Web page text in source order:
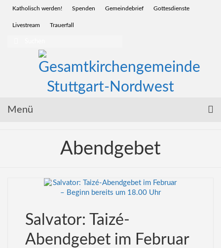
Katholisch werden! Spenden Gemeindebrief Gottesdienste
Livestream Trauerfall
Menü
Glauben | Sakramente
Wir für Sie | Service
Menschen | Leben
Vor Ort | Gemeinden
Kirche der Zukunft
Abendgebet
Salvator: Taizé-
Abendgebet im Februar